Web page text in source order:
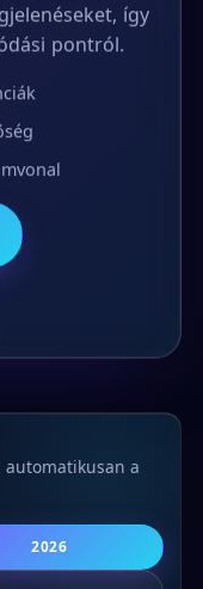
így
pontról.
automatikusan a
2026